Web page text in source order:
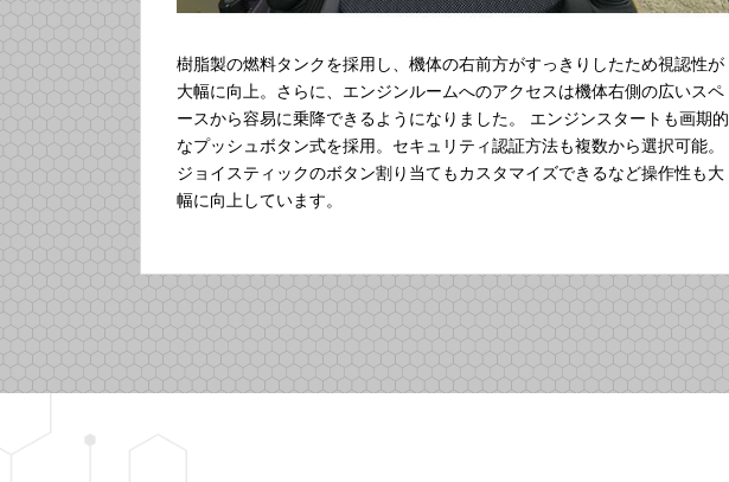
樹脂製の燃料タンクを採用し、機体の右前方がすっきりしたため視認性が
大幅に向上。さらに、エンジンルームへのアクセスは機体右側の広いスペ
ースから容易に乗降できるようになりました。 エンジンスタートも画期的
なプッシュボタン式を採用。セキュリティ認証方法も複数から選択可能。
ジョイスティックのボタン割り当てもカスタマイズできるなど操作性も大
幅に向上しています。